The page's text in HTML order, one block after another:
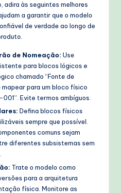
adira às seguintes melhores
a garantir que o modelo
de verdade ao longo de
de Nomeação: Use
para blocos lógicos e
chamado “Fonte de
para um bloco físico
Evite termos ambíguos.
Defina blocos físicos
sempre que possível.
comuns sejam
diferentes subsistemas sem
Trate o modelo como
para a arquitetura
física. Monitore as